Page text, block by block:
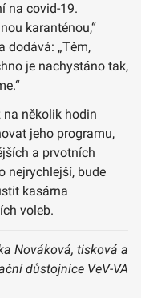
na covid-19.
karanténou,“
dodává: „Těm,
je nachystáno tak,
několik hodin
jeho programu,
a prvotních
nejrychlejší, bude
kasárna
voleb.
Nováková, tisková a
důstojnice VeV-VA